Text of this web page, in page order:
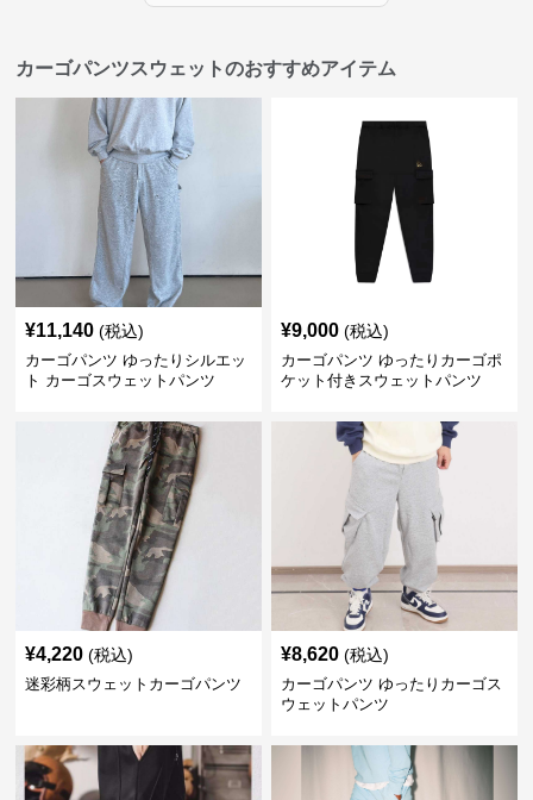
カーゴパンツスウェットのおすすめアイテム
¥11,140 (税込)
カーゴパンツ ゆったりシルエッ
ト カーゴスウェットパンツ
¥9,000 (税込)
カーゴパンツ ゆったりカーゴポ
ケット付きスウェットパンツ
¥4,220 (税込)
迷彩柄スウェットカーゴパンツ
¥8,620 (税込)
カーゴパンツ ゆったりカーゴス
ウェットパンツ